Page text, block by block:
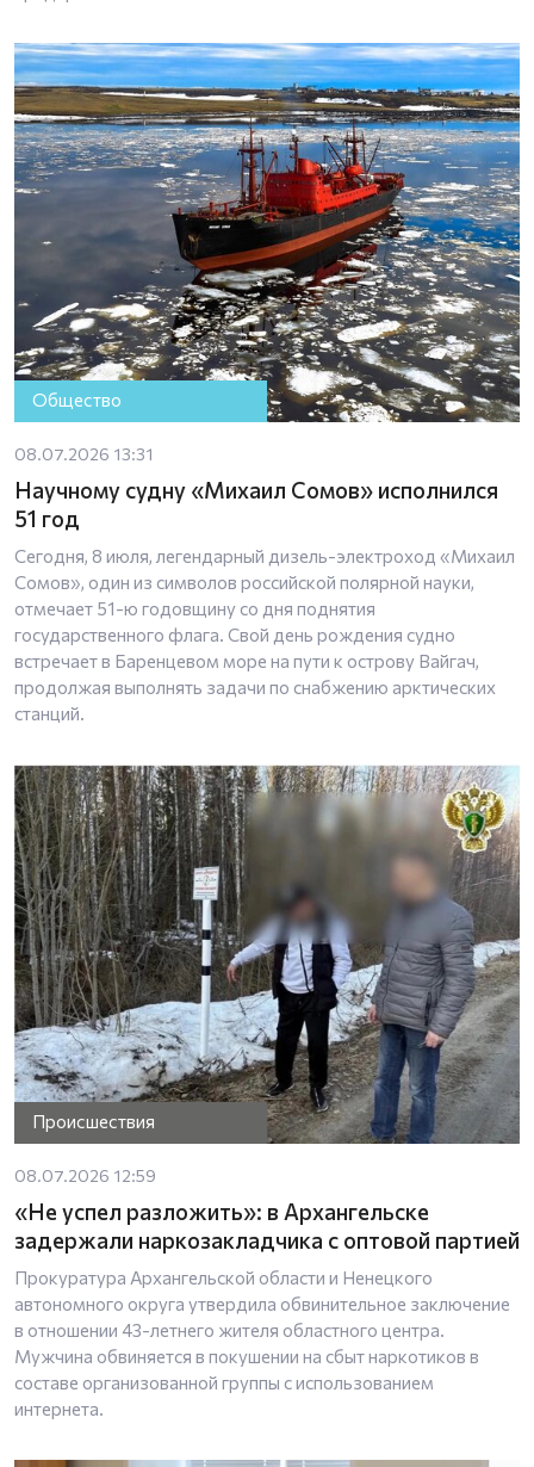
Общество
08.07.2026 13:31
Научному судну «Михаил Сомов» исполнился
51 год
Сегодня, 8 июля, легендарный дизель-электроход «Михаил
Сомов», один из символов российской полярной науки,
отмечает 51-ю годовщину со дня поднятия
государственного флага. Свой день рождения судно
встречает в Баренцевом море на пути к острову Вайгач,
продолжая выполнять задачи по снабжению арктических
станций.
Происшествия
08.07.2026 12:59
«Не успел разложить»: в Архангельске
задержали наркозакладчика с оптовой партией
Прокуратура Архангельской области и Ненецкого
автономного округа утвердила обвинительное заключение
в отношении 43-летнего жителя областного центра.
Мужчина обвиняется в покушении на сбыт наркотиков в
составе организованной группы с использованием
интернета.